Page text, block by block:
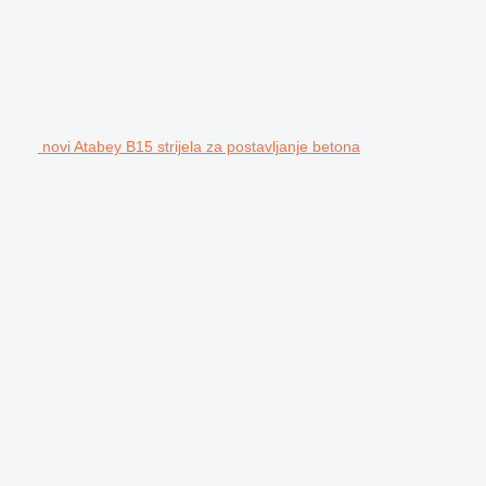
novi Atabey B15 strijela za postavljanje betona